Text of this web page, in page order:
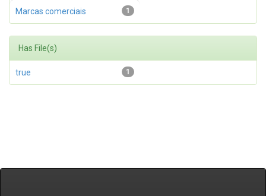
1
Marcas comerciais
Has File(s)
1
true